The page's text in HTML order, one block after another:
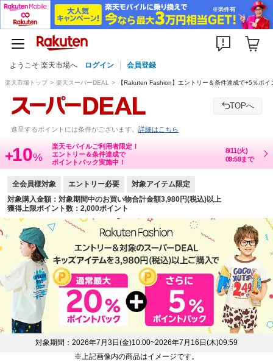
ようこそ 楽天市場へ ログイン 会員登録
楽天市場トップ 楽天スーパーDEAL 【Rakuten Fashion】エントリー＆条件達成で+5％ポイ
TOPへ
進呈するポイントには条件がございます。 詳細はこちら
+10%
楽天モバイルご利用者限定！
エントリー＆条件達成で
ポイントバック実施中！
8/11(火)
09:59まで
全会員様対象 エントリー必要
対象アイテム限定
対象購入金額：対象期間中のお買い物合計金額3,980円(税込)以上
獲得上限ポイント数：2,000ポイント
対象期間：2026年7月3日(金)10:00~2026年7月16日(木)09:59
※上記画像内の商品はイメージです。